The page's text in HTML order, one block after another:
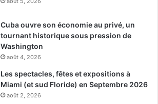
Cuba ouvre son économie au privé, un
tournant historique sous pression de
Washington
août 4, 2026
Les spectacles, fêtes et expositions à
Miami (et sud Floride) en Septembre 2026
août 2, 2026